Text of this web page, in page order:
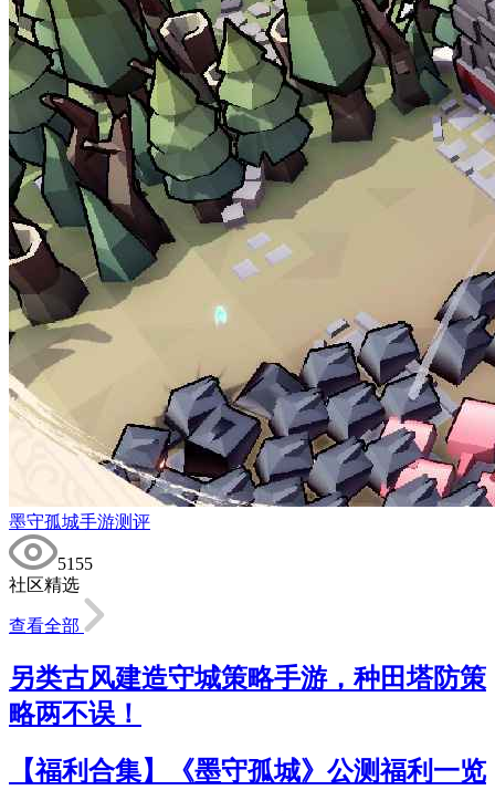
墨守孤城手游测评
5155
社区精选
查看全部
另类古风建造守城策略手游，种田塔防策
略两不误！
【福利合集】《墨守孤城》公测福利一览